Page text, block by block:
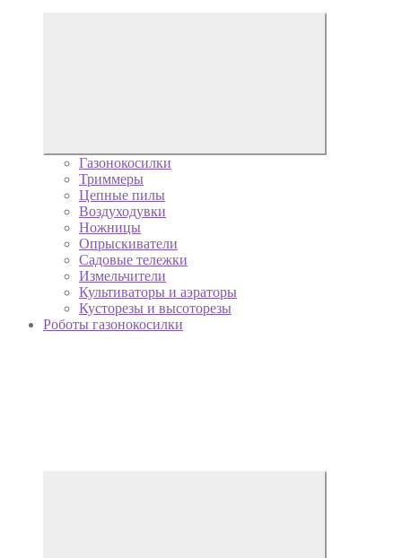
Газонокосилки
Триммеры
Цепные пилы
Воздуходувки
Ножницы
Опрыскиватели
Садовые тележки
Измельчители
Культиваторы и аэраторы
Кусторезы и высоторезы
Роботы газонокосилки